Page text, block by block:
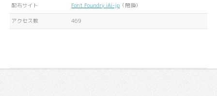
配布サイト Font Foundry iAi-jp （閉鎖）
アクセス数 469